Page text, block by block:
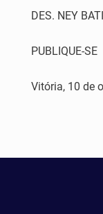
DES. NEY
PUBLIQUE-SE
Vitória, 10 de